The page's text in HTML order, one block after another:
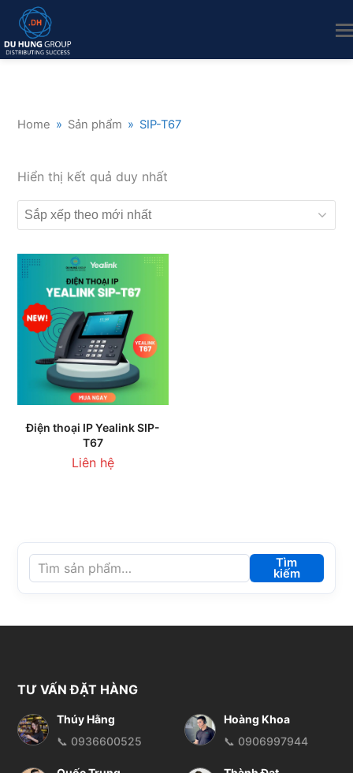
Home » Sản phẩm » SIP-T67
Hiển thị kết quả duy nhất
Điện thoại IP Yealink SIP-
T67
Liên hệ
Tìm
kiếm
TƯ VẤN ĐẶT HÀNG
Thúy Hằng
📞 0936600525
Hoàng Khoa
📞 0906997944